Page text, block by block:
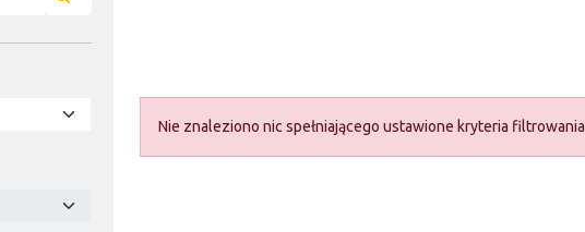
Nie znaleziono nic spełniającego ustawione kryteria filtrowania